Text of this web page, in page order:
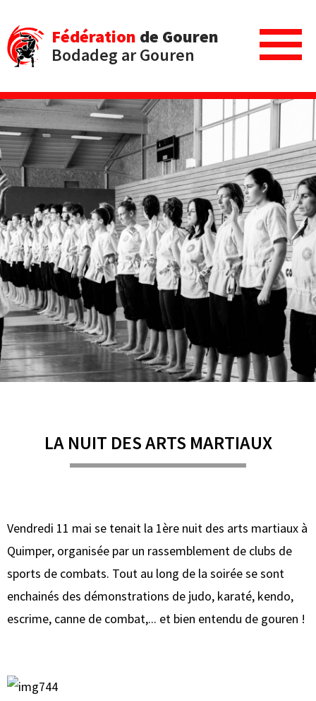
Fédération de Gouren
Bodadeg ar Gouren
LA NUIT DES ARTS MARTIAUX
Vendredi 11 mai se tenait la 1ère nuit des arts martiaux à
Quimper, organisée par un rassemblement de clubs de
sports de combats. Tout au long de la soirée se sont
enchainés des démonstrations de judo, karaté, kendo,
escrime, canne de combat,... et bien entendu de gouren !